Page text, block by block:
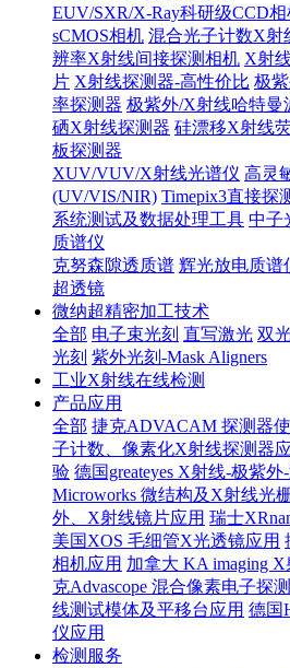
EUV/SXR/X-Ray科研级CCD相
sCMOS相机 混合光子计数X射
辨率X射线间接探测相机 X射
片 X射线探测器-高性价比 极
率探测器 极紫外/X射线哈特曼
硒X射线探测器 硅漂移X射线
板探测器
XUV/VUV/X射线光谱仪 高灵
(UV/VIS/NIR) Timepix3直接探
系统测试及数据处理工具 中子
质谱仪
克努森隙透质谱 辉光放电质谱
超透镜
微纳超精密加工技术
全部 电子束光刻 直写激光 双
光刻 紫外光刻-Mask Aligners
工业X射线在线检测
产品应用
全部 捷克ADVACAM 探测器
子计数、像素化X射线探测器
验 德国greateyes X射线-极紫
Microworks 微结构及X射线光
外、X射线镜片应用 瑞士
美国XOS 毛细管X光透镜应用
相机应用 加拿大 KA imaging
克Advascope 混合像素电子探
线测试模体及平移台应用 德国
仪应用
检测服务